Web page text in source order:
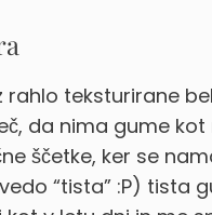
rahlo teksturirane
da nima gume
ščetke, ker se
“tista” :P) tista